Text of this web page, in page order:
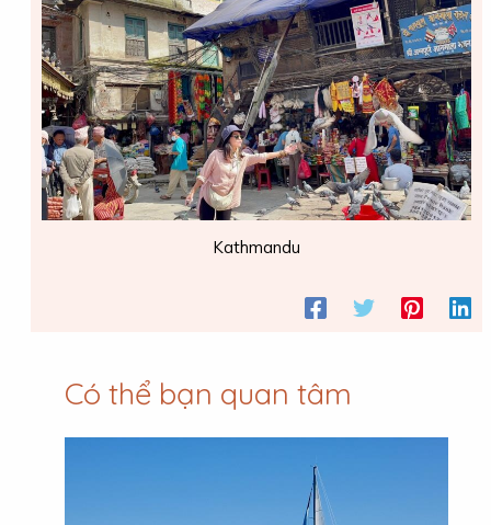
Kathmandu
Có thể bạn quan tâm